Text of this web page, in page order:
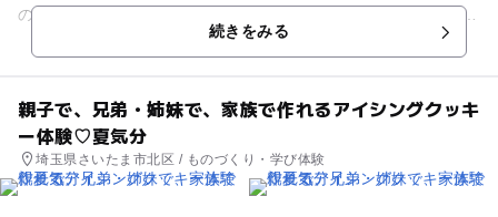
の"スプーンキーホルダー"を、親子でつくってみませんか?😊
続きをみる
親子で、兄弟・姉妹で、家族で作れるアイシングクッキ
ー体験♡夏気分
埼玉県さいたま市北区 / ものづくり・学び体験